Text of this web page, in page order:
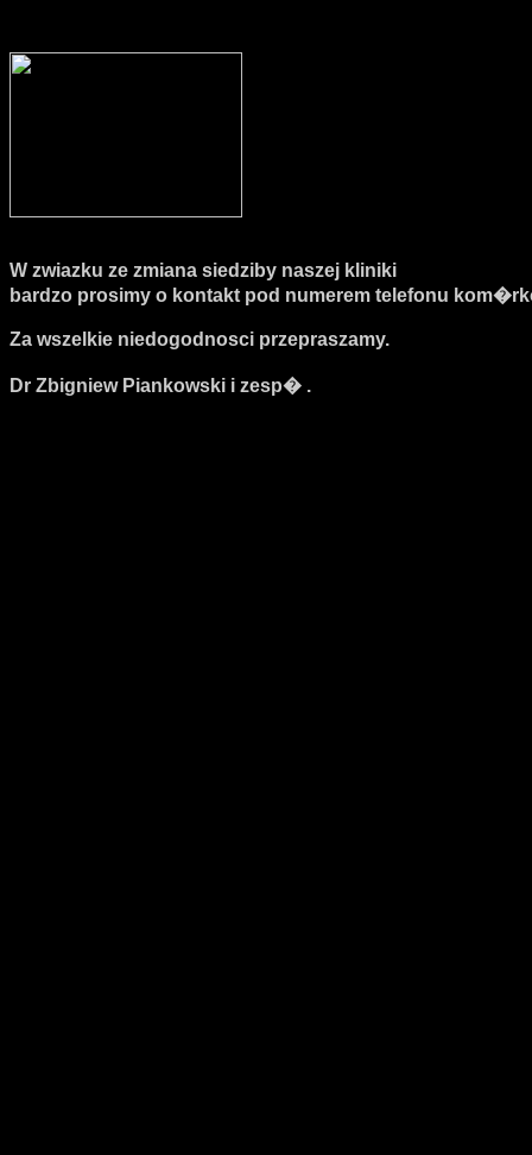
W zwiazku ze zmiana siedziby naszej kliniki
bardzo prosimy o kontakt pod numerem telefonu
Za wszelkie niedogodnosci przepraszamy.
Dr Zbigniew Piankowski i zesp� .